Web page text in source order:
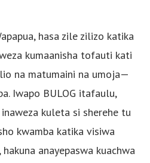
hasa zile zilizo katika
kumaanisha tofauti kati
na matumaini na umoja—
Iwapo BULOG itafaulu,
kuleta si sherehe tu
kwamba katika visiwa
anayepaswa kuachwa